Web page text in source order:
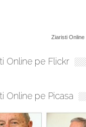
Ziaristi Online
Online pe Flickr
Online pe Picasa